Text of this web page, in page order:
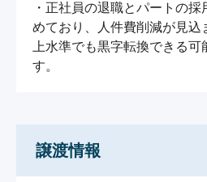
・正社員の退職とパートの
めており、人件費削減が見込
上水準でも黒字転換できる可
す。
譲渡情報